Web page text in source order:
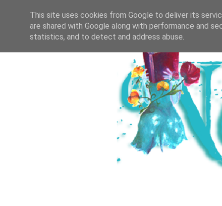
This site uses cookies from Google to deliver its
are shared with Google along with performance and
statistics, and to detect and address abuse.